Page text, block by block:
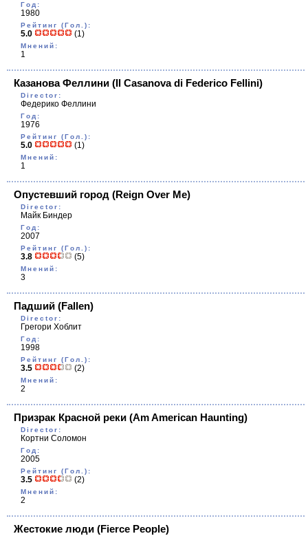
Год:
1980
Рейтинг (Гол.):
5.0 (1)
Мнений:
1
Казанова Феллини (Il Casanova di Federico Fellini)
Director:
Федерико Феллини
Год:
1976
Рейтинг (Гол.):
5.0 (1)
Мнений:
1
Опустевший город (Reign Over Me)
Director:
Майк Биндер
Год:
2007
Рейтинг (Гол.):
3.8 (5)
Мнений:
3
Падший (Fallen)
Director:
Грегори Хоблит
Год:
1998
Рейтинг (Гол.):
3.5 (2)
Мнений:
2
Призрак Красной реки (Am American Haunting)
Director:
Кортни Соломон
Год:
2005
Рейтинг (Гол.):
3.5 (2)
Мнений:
2
Жестокие люди (Fierce People)